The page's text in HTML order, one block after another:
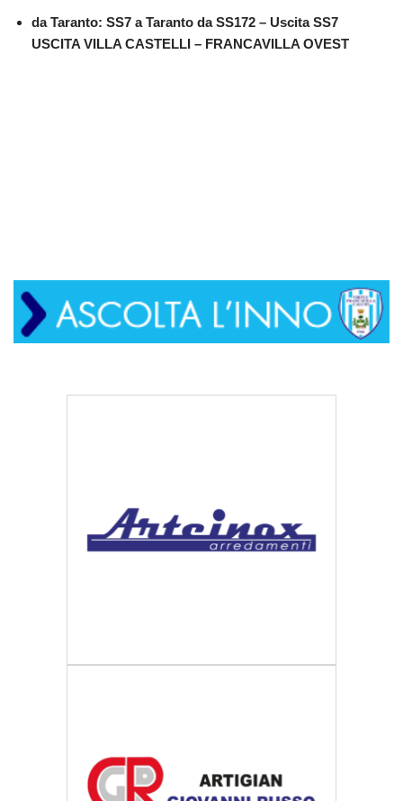
da Taranto: SS7 a Taranto da SS172 – Uscita SS7
USCITA VILLA CASTELLI – FRANCAVILLA OVEST